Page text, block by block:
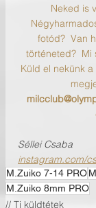
Neked is
fotód?  Van
történeted?  Mi
Küld el nekünk
Séllei Csaba
instagram.com/
M.Zuiko 7-14 PRO
M.Zuiko 8mm PRO
// Ti küldtétek